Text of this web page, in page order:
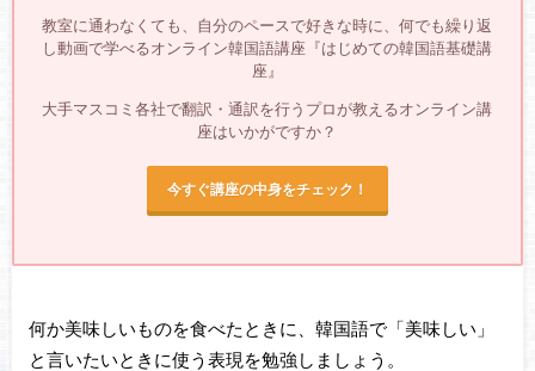
教室に通わなくても、自分のペースで好きな時に、何でも繰り返
し動画で学べるオンライン韓国語講座『はじめての韓国語基礎講
座』
大手マスコミ各社で翻訳・通訳を行うプロが教えるオンライン講
座はいかがですか？
今すぐ講座の中身をチェック！
何か美味しいものを食べたときに、韓国語で「美味しい」
と言いたいときに使う表現を勉強しましょう。